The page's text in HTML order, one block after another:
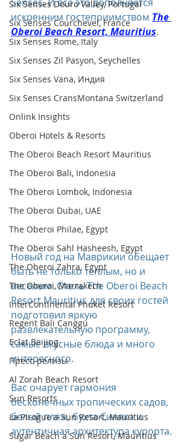
Six Senses Douro Valley, Portugal
Six Senses Courchevel, France
Six Senses Rome, Italy
Six Senses Zil Pasyon, Seychelles
Six Senses Vana, Индия
Six Senses CransMontana Switzerland
Onlink Insights
Oberoi Hotels & Resorts
The Oberoi Beach Resort Mauritius
The Oberoi Bali, Indonesia
The Oberoi Lombok, Indonesia
The Oberoi Dubai, UAE
The Oberoi Philae, Egypt
The Oberoi Sahl Hasheesh, Egypt
The Oberoi Zahra, Egypt
The Oberoi, Marrakech
InterContinental Phuket Resort
Regent Bali Canggu
Eclat Beijing
Пресс-релизы
Al Zorah Beach Resort
Sun Resorts
La Pirogue a Sun Resort, Mauritius
Sugar Beach a Sun Resort, Mauritius
искренним гостеприимством The
Oberoi Beach Resort, Mauritius.
Новый год на Маврикии обещает
быть не только теплым, но и
веселым. Отель The Oberoi Beach
Resort Mauritius для своих гостей
подготовил яркую
развлекательную программу,
самые вкусные блюда и много
интересного.
Вас очарует гармония
бесконечных тропических садов,
белый пляж, бухта Синяка и
аутентичная архитектура курорта.